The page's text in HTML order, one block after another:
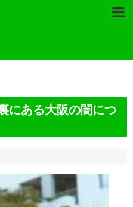
にある大阪の闇につ